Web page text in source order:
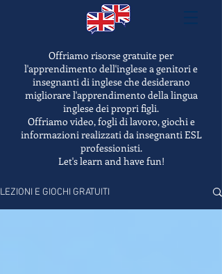
Offriamo risorse gratuite per
l'apprendimento dell'inglese a genitori e
insegnanti di inglese che desiderano
migliorare l'apprendimento della lingua
inglese dei propri figli.
Offriamo video, fogli di lavoro, giochi e
informazioni realizzati da insegnanti ESL
professionisti.
Let's learn and have fun!
LEZIONI E GIOCHI GRATUITI